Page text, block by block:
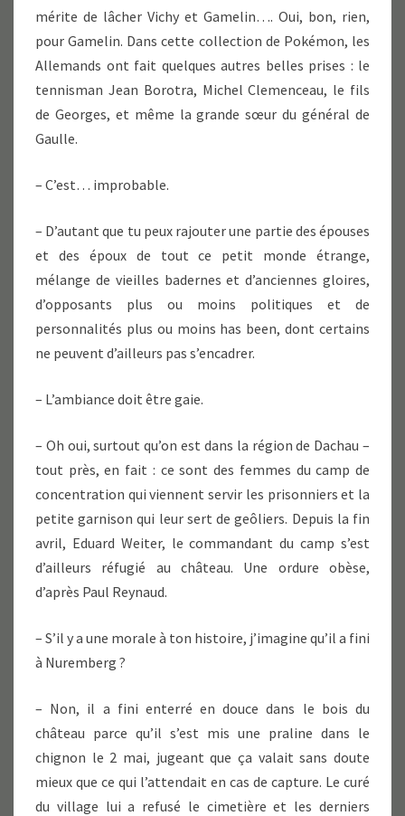
mérite de lâcher Vichy et Gamelin…. Oui, bon, rien,
pour Gamelin. Dans cette collection de Pokémon, les
Allemands ont fait quelques autres belles prises : le
tennisman Jean Borotra, Michel Clemenceau, le fils
de Georges, et même la grande sœur du général de
Gaulle.
– C’est… improbable.
– D’autant que tu peux rajouter une partie des épouses
et des époux de tout ce petit monde étrange,
mélange de vieilles badernes et d’anciennes gloires,
d’opposants plus ou moins politiques et de
personnalités plus ou moins has been, dont certains
ne peuvent d’ailleurs pas s’encadrer.
– L’ambiance doit être gaie.
– Oh oui, surtout qu’on est dans la région de Dachau –
tout près, en fait : ce sont des femmes du camp de
concentration qui viennent servir les prisonniers et la
petite garnison qui leur sert de geôliers. Depuis la fin
avril, Eduard Weiter, le commandant du camp s’est
d’ailleurs réfugié au château. Une ordure obèse,
d’après Paul Reynaud.
– S’il y a une morale à ton histoire, j’imagine qu’il a fini
à Nuremberg ?
– Non, il a fini enterré en douce dans le bois du
château parce qu’il s’est mis une praline dans le
chignon le 2 mai, jugeant que ça valait sans doute
mieux que ce qui l’attendait en cas de capture. Le curé
du village lui a refusé le cimetière et les derniers